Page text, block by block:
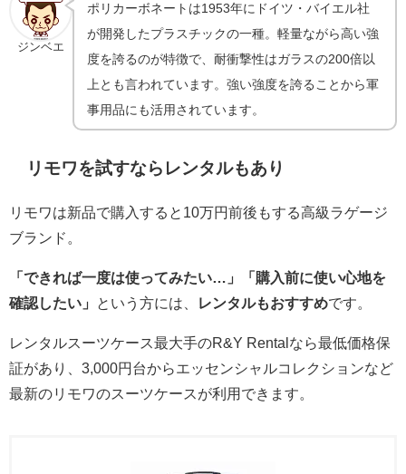
ジンベエ
ポリカーボネートは1953年にドイツ・バイエル社
が開発したプラスチックの一種。軽量ながら高い強
度を誇るのが特徴で、耐衝撃性はガラスの200倍以
上とも言われています。強い強度を誇ることから軍
事用品にも活用されています。
リモワを試すならレンタルもあり
リモワは新品で購入すると10万円前後もする高級ラゲージ
ブランド。
「できれば一度は使ってみたい…」「購入前に使い心地を
確認したい」
という方には、 レンタルもおすすめです。
レンタルスーツケース最大手のR&Y Rentalなら最低価格保
証があり、3,000円台からエッセンシャルコレクションなど
最新のリモワのスーツケースが利用できます。